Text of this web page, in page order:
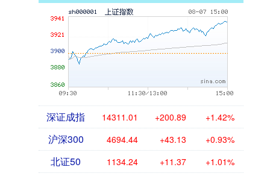
深证成指 14311.01 +200.89 +1.42%
沪深300 4694.44 +43.13 +0.93%
北证50 1134.24 +11.37 +1.01%